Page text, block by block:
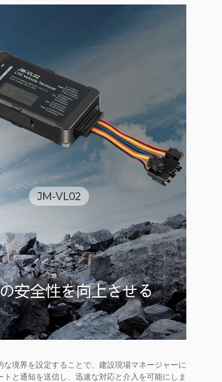
境界を設定することで、建設現場マネージャーに
と通知を送信し、迅速な対応と介入を可能にしま